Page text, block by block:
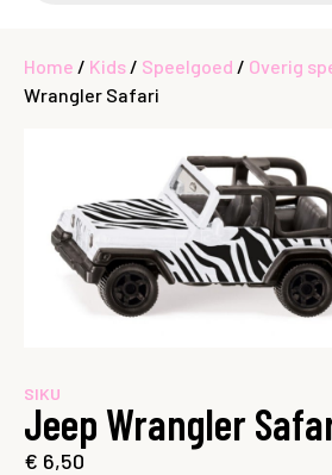
Home / Kids / Speelgoed / Overig
Wrangler Safari
SIKU
Jeep Wrangler
€ 6,50